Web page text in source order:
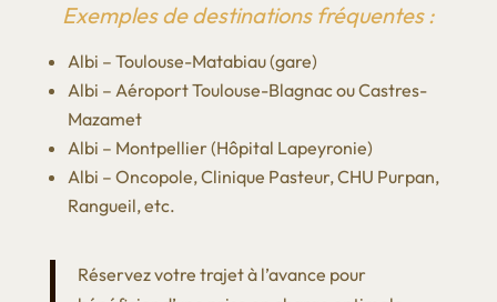
Exemples de destinations fréquentes :
Albi – Toulouse-Matabiau (gare)
Albi – Aéroport Toulouse-Blagnac ou Castres-
Mazamet
Albi – Montpellier (Hôpital Lapeyronie)
Albi – Oncopole, Clinique Pasteur, CHU Purpan,
Rangueil, etc.
Réservez votre trajet à l’avance pour